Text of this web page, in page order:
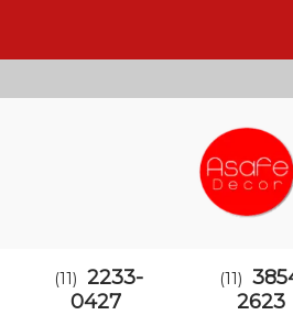
(11) 2233-
0427
(11)
2623